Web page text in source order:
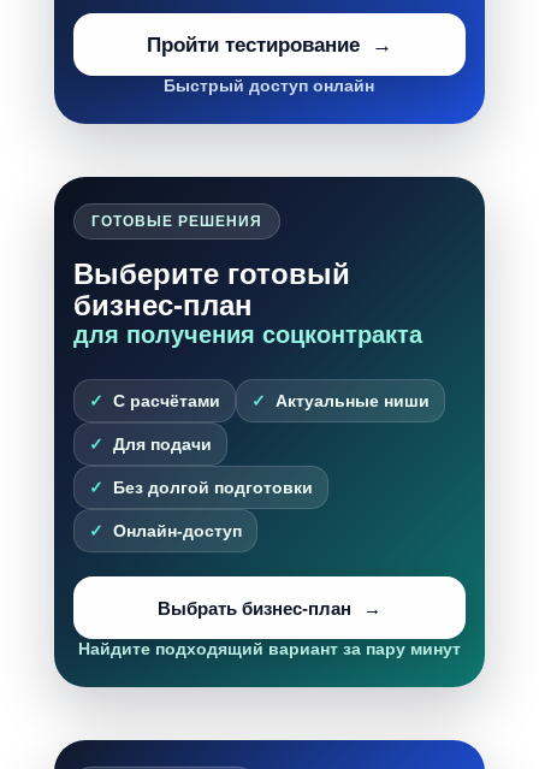
Пройти тестирование
Быстрый доступ онлайн
ГОТОВЫЕ РЕШЕНИЯ
Выберите готовый
бизнес-план
для получения соцконтракта
С расчётами Актуальные ниши
Для подачи
Без долгой подготовки
Онлайн-доступ
Выбрать бизнес-план
Найдите подходящий вариант за пару минут